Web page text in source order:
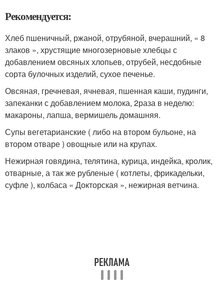
Рекомендуется:
Хлеб пшеничный, ржаной, отрубяной, вчерашний, « 8
злаков », хрустящие многозерновые хлебцы с
добавлением овсяных хлопьев, отрубей, несдобные
сорта булочных изделий, сухое печенье.
Овсяная, гречневая, ячневая, пшенная каши, пудинги,
запеканки с добавлением молока, 2раза в неделю:
макароны, лапша, вермишель домашняя.
Супы вегетарианские ( либо на втором бульоне, на
втором отваре ) овощные или на крупах.
Нежирная говядина, телятина, курица, индейка, кролик,
отварные, а так же рубленые ( котлеты, фрикадельки,
суфле ), колбаса « Докторская », нежирная ветчина.